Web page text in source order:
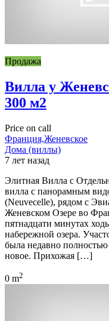
Продажа
Вилла у
300 м2
Price on call
Франция,Женевское
Дома (виллы)
7 лет назад
Элитная Вилла с
вилла с панорамным
(Neuvecelle), рядом с
Женевском Озере во
пятнадцати минутах
набережной озера.
была недавно
новое. Прихожая […]
0 m2